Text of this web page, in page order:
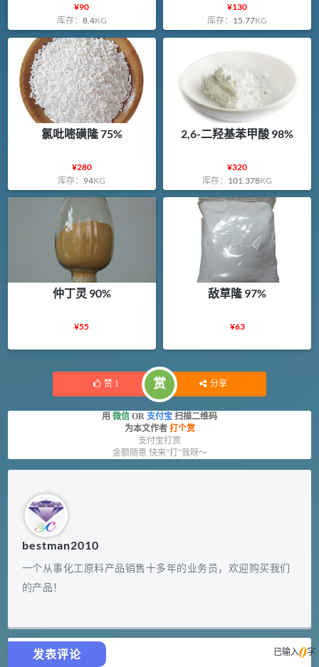
¥90
库存： 8.4KG
¥130
库存： 15.77KG
氯吡嘧磺隆 75%
¥280
库存： 94KG
2,6-二羟基苯甲酸 98%
¥320
库存： 101.378KG
仲丁灵 90%
¥55
敌草隆 97%
¥63
赞 1 赏 分享
用 微信 OR 支付宝 扫描二维码
为本文作者 打个赏
支付宝打赏
金额随意 快来“打”我呀～
bestman2010
一个从事化工原料产品销售十多年的业务员，欢迎购买我们
的产品！
发表评论 已输入0字